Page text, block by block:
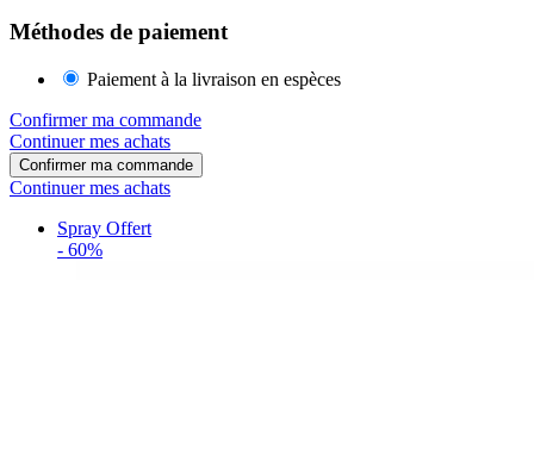
Méthodes de paiement
Paiement à la livraison en espèces
Confirmer ma commande
Continuer mes achats
Confirmer ma commande
Continuer mes achats
Spray Offert
- 60%